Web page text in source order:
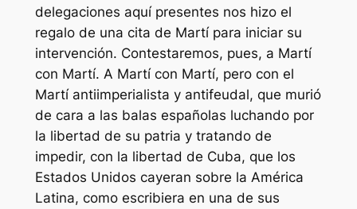
delegaciones aquí presentes nos hizo el
regalo de una cita de Martí para iniciar su
intervención. Contestaremos, pues, a Martí
con Martí. A Martí con Martí, pero con el
Martí antiimperialista y antifeudal, que murió
de cara a las balas españolas luchando por
la libertad de su patria y tratando de
impedir, con la libertad de Cuba, que los
Estados Unidos cayeran sobre la América
Latina, como escribiera en una de sus